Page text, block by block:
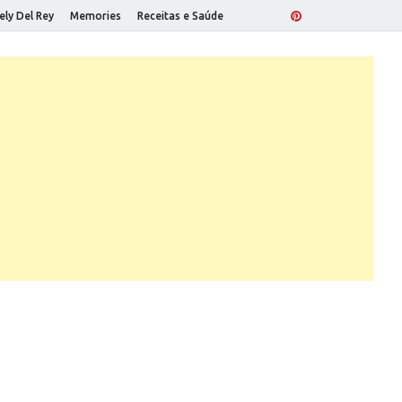
Del Rey Memories Receitas e Saúde